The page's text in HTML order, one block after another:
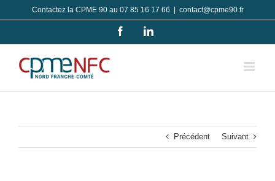
au
Contactez la CPME 90 au 07 85 16 17 66 contact@cpme90.fr
FacebookLinkedIn
Précédent Suivant